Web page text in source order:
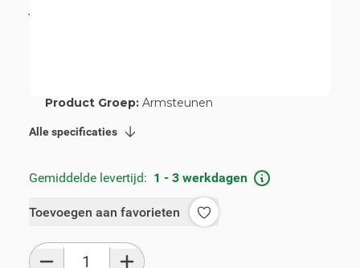
€ 89,00
Product Groep: Armsteunen
Alle specificaties
Gemiddelde levertijd: 1 - 3 werkdagen
Toevoegen aan favorieten